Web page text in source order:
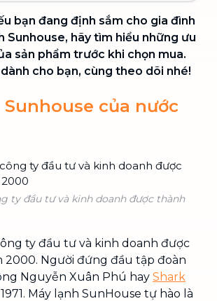
bạn đang định sắm cho gia đình
Sunhouse, hãy tìm hiểu những ưu
sản phẩm trước khi chọn mua.
cho bạn, cùng theo dõi nhé!
Sunhouse của nước
ty đầu tư và kinh doanh được thành
ty đầu tư và kinh doanh được
2000. Người đứng đầu tập đoàn
Nguyễn Xuân Phú hay Shark
Máy lạnh SunHouse tự hào là